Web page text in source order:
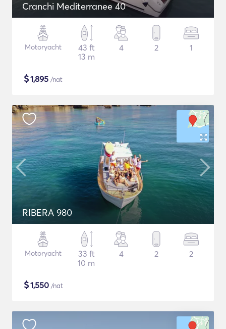
Cranchi Mediterranee 40
Motoryacht
43 ft
13 m
4 2 1
$1,895 /nat
RIBERA 980
Motoryacht
33 ft
10 m
4 2 2
$1,550 /nat